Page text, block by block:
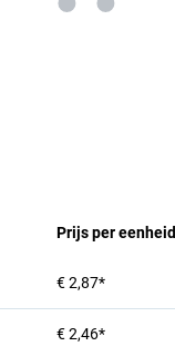
Prijs per eenheid
€ 2,87*
€ 2,46*